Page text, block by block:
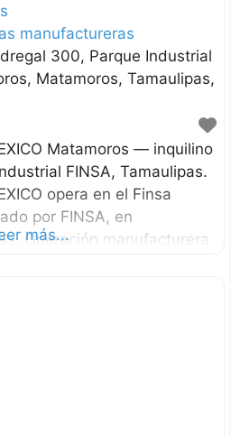
manufactureras
300, Parque Industrial
Matamoros Tamaulipas
Matamoros — inquilino
FINSA, Tamaulipas.
opera en el Finsa
por FINSA, en
Operación manufacturera
más...